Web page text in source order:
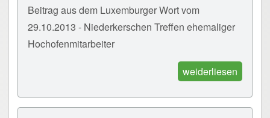
Beitrag aus dem Luxemburger Wort vom
29.10.2013 - Niederkerschen Treffen ehemaliger
Hochofenmitarbeiter
weiderliesen